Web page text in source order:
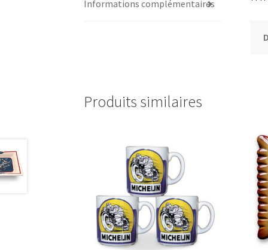
Informations complémentaires
Produits similaires